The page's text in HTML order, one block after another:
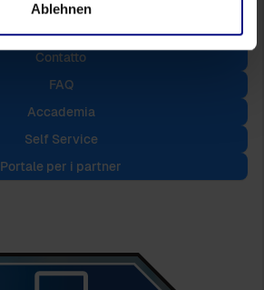
Ablehnen
Contatto
FAQ
Accademia
Self Service
Portale per i partner